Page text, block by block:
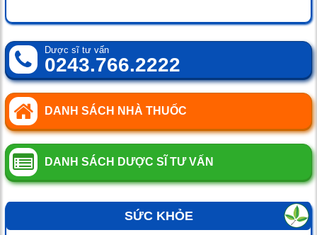
Dược sĩ tư vấn
0243.766.2222
DANH SÁCH NHÀ THUỐC
DANH SÁCH DƯỢC SĨ TƯ VẤN
SỨC KHỎE